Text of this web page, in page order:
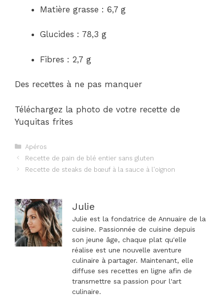
Matière grasse : 6,7 g
Glucides : 78,3 g
Fibres : 2,7 g
Des recettes à ne pas manquer
Téléchargez la photo de votre recette de
Yuquitas frites
Catégories
Apéros
Navigation
des
Recette de pain de blé entier sans gluten
Recette de steaks de bœuf à la sauce à l'oignon
Julie
Julie est la fondatrice de Annuaire de la
cuisine. Passionnée de cuisine depuis
son jeune âge, chaque plat qu'elle
réalise est une nouvelle aventure
culinaire à partager. Maintenant, elle
diffuse ses recettes en ligne afin de
transmettre sa passion pour l'art
culinaire.